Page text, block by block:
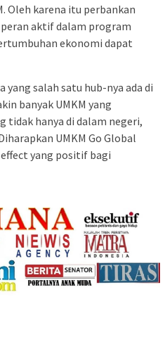
Oleh karena itu perbankan
aktif dalam program
ekonomi dapat
yang salah satu hub-nya ada di
banyak UMKM yang
tidak hanya di dalam negeri,
UMKM Go Global
yang positif bagi